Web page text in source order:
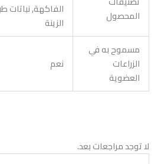
المحصول
الفاكهة, نباتات
الزينة
مسموح به في
الزراعات
العضوية
نعم
لا توجد مراجعات بعد.